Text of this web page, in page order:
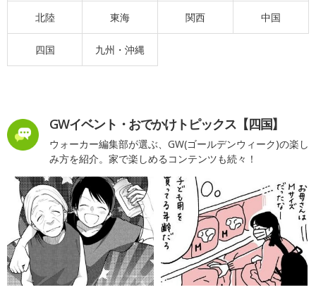
北陸 東海 関西 中国
四国 九州・沖縄
GWイベント・おでかけトピックス【四国】
ウォーカー編集部が選ぶ、GW(ゴールデンウィーク)の楽し
み方を紹介。家で楽しめるコンテンツも続々！